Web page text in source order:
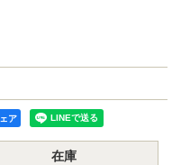
ア
在庫